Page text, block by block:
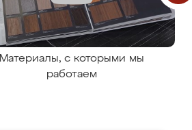
Материалы, с которыми мы
работаем